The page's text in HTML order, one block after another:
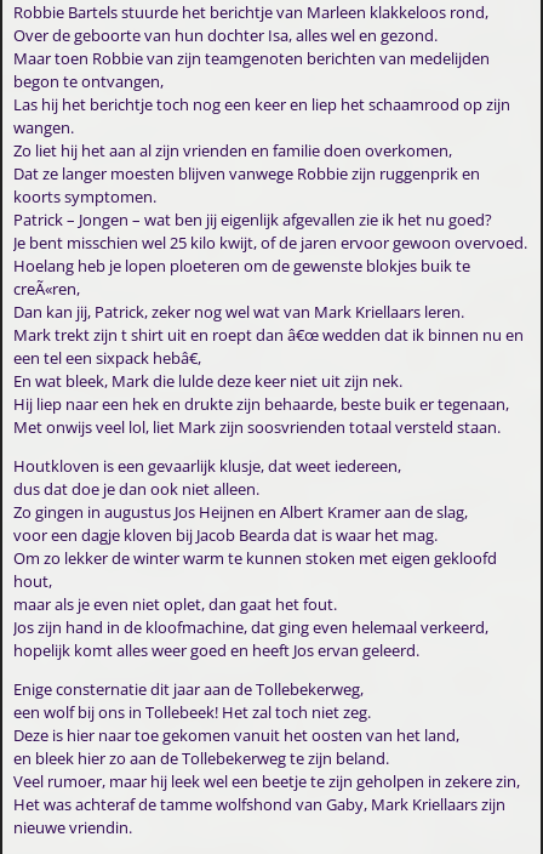
Robbie Bartels stuurde het berichtje van Marleen klakkeloos rond,
Over de geboorte van hun dochter Isa, alles wel en gezond.
Maar toen Robbie van zijn teamgenoten berichten van medelijden
begon te ontvangen,
Las hij het berichtje toch nog een keer en liep het schaamrood op zijn
wangen.
Zo liet hij het aan al zijn vrienden en familie doen overkomen,
Dat ze langer moesten blijven vanwege Robbie zijn ruggenprik en
koorts symptomen.
Patrick – Jongen – wat ben jij eigenlijk afgevallen zie ik het nu goed?
Je bent misschien wel 25 kilo kwijt, of de jaren ervoor gewoon overvoed.
Hoelang heb je lopen ploeteren om de gewenste blokjes buik te
creÃ«ren,
Dan kan jij, Patrick, zeker nog wel wat van Mark Kriellaars leren.
Mark trekt zijn t shirt uit en roept dan â€œ wedden dat ik binnen nu en
een tel een sixpack hebâ€,
En wat bleek, Mark die lulde deze keer niet uit zijn nek.
Hij liep naar een hek en drukte zijn behaarde, beste buik er tegenaan,
Met onwijs veel lol, liet Mark zijn soosvrienden totaal versteld staan.
Houtkloven is een gevaarlijk klusje, dat weet iedereen,
dus dat doe je dan ook niet alleen.
Zo gingen in augustus Jos Heijnen en Albert Kramer aan de slag,
voor een dagje kloven bij Jacob Bearda dat is waar het mag.
Om zo lekker de winter warm te kunnen stoken met eigen gekloofd
hout,
maar als je even niet oplet, dan gaat het fout.
Jos zijn hand in de kloofmachine, dat ging even helemaal verkeerd,
hopelijk komt alles weer goed en heeft Jos ervan geleerd.
Enige consternatie dit jaar aan de Tollebekerweg,
een wolf bij ons in Tollebeek! Het zal toch niet zeg.
Deze is hier naar toe gekomen vanuit het oosten van het land,
en bleek hier zo aan de Tollebekerweg te zijn beland.
Veel rumoer, maar hij leek wel een beetje te zijn geholpen in zekere zin,
Het was achteraf de tamme wolfshond van Gaby, Mark Kriellaars zijn
nieuwe vriendin.